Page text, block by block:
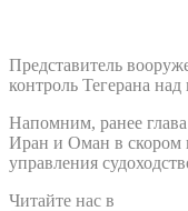
Представитель
контроль Тегерана
Напомним, ранее
Иран и Оман в скором
управления
Читайте нас в